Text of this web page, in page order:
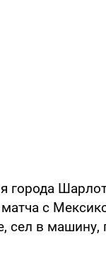
города
с
сел в машину,